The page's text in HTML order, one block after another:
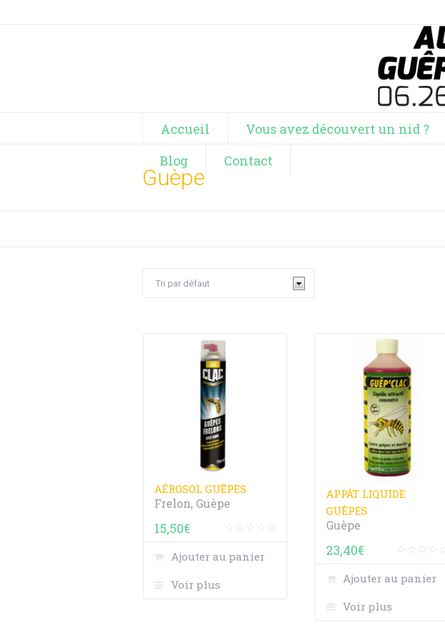
Accueil Vous avez découvert un nid ?
Blog
Contact
Guèpe
AÉROSOL GUÊPES
Frelon, Guèpe
15,50€
Ajouter au panier
Voir plus
APPÂT LIQUIDE
GUÊPES
Guèpe
23,40€
Ajouter au panier
Voir plus